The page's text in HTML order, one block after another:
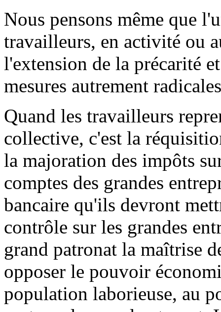
Nous pensons même que
travailleurs, en activité ou
l'extension de la précarité
mesures autrement
Quand les travailleurs
collective, c'est la
la majoration des impôts
comptes des grandes
bancaire qu'ils devront
contrôle sur les grandes
grand patronat la maîtrise
opposer le pouvoir
population laborieuse, au